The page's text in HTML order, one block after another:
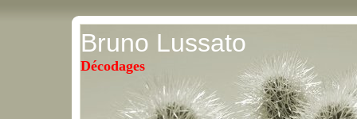
Bruno Lussato
Décodages